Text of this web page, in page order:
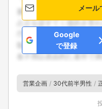
メール
Google
で登録
営業企画 30代前半男性